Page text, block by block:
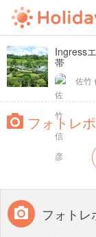
Ingress
帯
佐竹
フォトレポ
フォトレ